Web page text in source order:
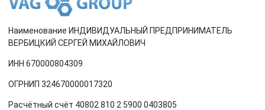
Наименование ИНДИВИДУАЛЬНЫЙ ПРЕДПРИНИМАТЕЛЬ
ВЕРБИЦКИЙ СЕРГЕЙ МИХАЙЛОВИЧ
ИНН 670000804309
ОГРНИП 324670000017320
Расчётный счёт 40802 810 2 5900 0403805